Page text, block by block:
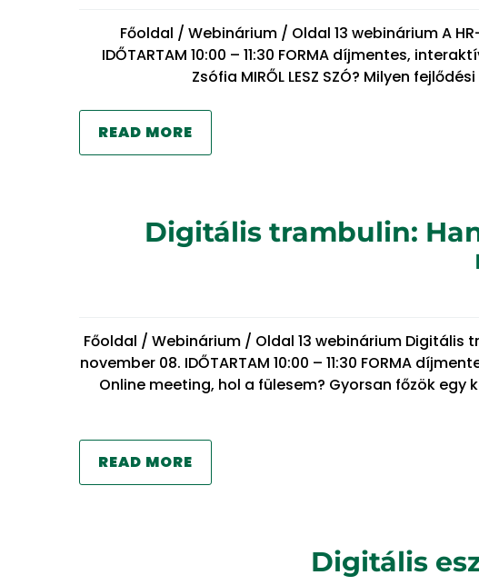
Főoldal / Webinárium / Oldal 13 webinárium A
IDŐTARTAM 10:00 – 11:30 FORMA díjmentes,
Zsófia MIRŐL LESZ SZÓ? Milyen
READ MORE
Digitális trambulin:
Főoldal / Webinárium / Oldal 13 webinárium Digitális
november 08. IDŐTARTAM 10:00 – 11:30 FORMA
Online meeting, hol a fülesem? Gyorsan főzök
READ MORE
Digitális